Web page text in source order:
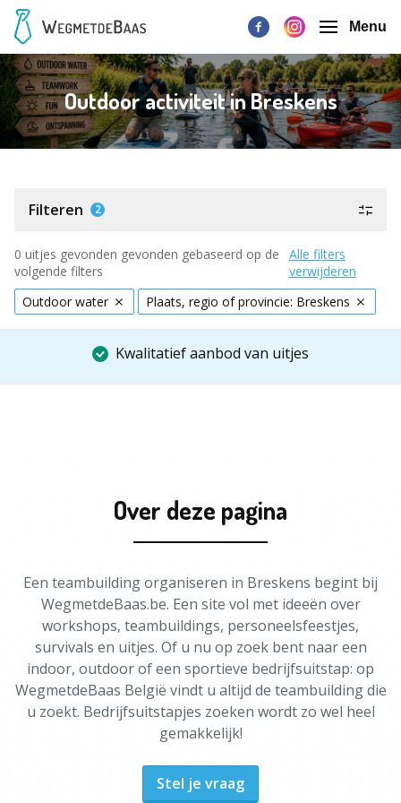
Menu
Outdoor activiteit in Breskens
Filteren 2
0 uitjes gevonden gevonden gebaseerd op de
volgende filters
Alle filters
verwijderen
Outdoor water
Plaats, regio of provincie: Breskens
Kwalitatief aanbod van uitjes
Over deze pagina
Een teambuilding organiseren in Breskens begint bij
WegmetdeBaas.be. Een site vol met ideeën over
workshops, teambuildings, personeelsfeestjes,
survivals en uitjes. Of u nu op zoek bent naar een
indoor, outdoor of een sportieve bedrijfsuitstap: op
WegmetdeBaas België vindt u altijd de teambuilding die
u zoekt. Bedrijfsuitstapjes zoeken wordt zo wel heel
gemakkelijk!
Stel je vraag